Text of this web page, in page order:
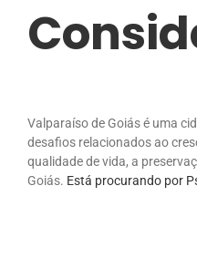
Valparaíso de Goiás é uma
desafios relacionados ao
qualidade de vida, a
Goiás. Está procurando por